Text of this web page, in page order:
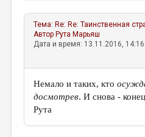
Тема: Re: Re: Таинственная
Автор Рута Марьяш
Дата и время: 13.11.2016,
Немало и таких, кто
досмотрев. И снова -
Рута